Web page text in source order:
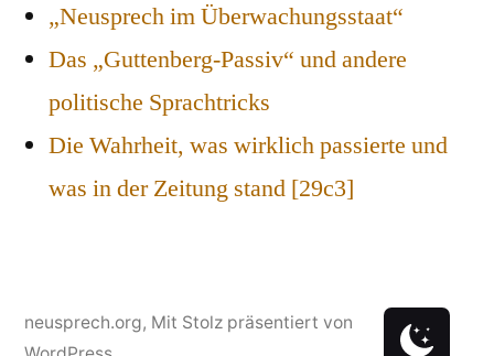
„Neusprech im Überwachungsstaat“
Das „Guttenberg-Passiv“ und andere
politische Sprachtricks
Die Wahrheit, was wirklich passierte und
was in der Zeitung stand [29c3]
neusprech.org, Mit Stolz präsentiert von